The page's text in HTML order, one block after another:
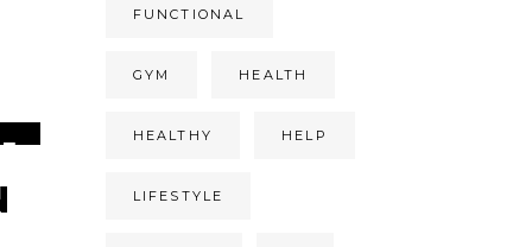
FUNCTIONAL
GYM HEALTH
HEALTHY HELP
LIFESTYLE